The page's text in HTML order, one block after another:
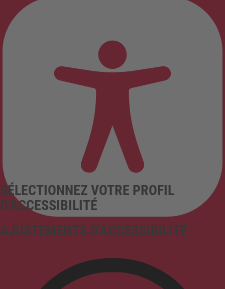
AJUSTEMENTS D'ACCESSIBILITÉ
SÉLECTIONNEZ VOTRE PROFIL
D'ACCESSIBILITÉ